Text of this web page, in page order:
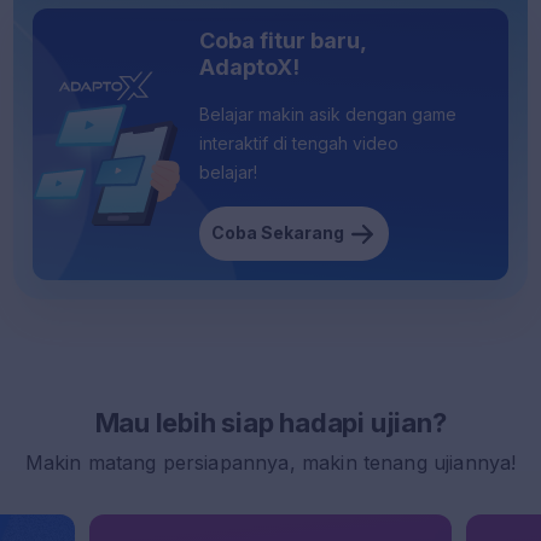
Coba fitur baru,
AdaptoX!
Belajar makin asik dengan game
interaktif di tengah video
belajar!
Coba Sekarang
Mau lebih siap hadapi ujian?
Makin matang persiapannya, makin tenang ujiannya!